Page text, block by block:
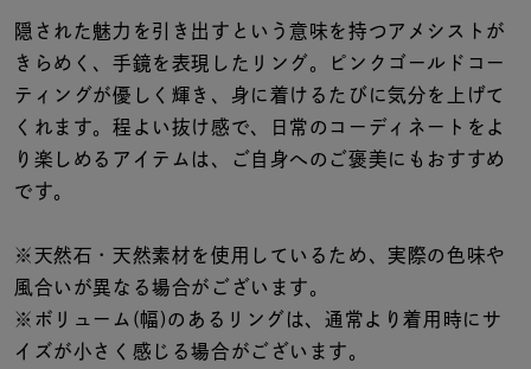
レディース
リングサイズ
リングサイズ
価格 ¥0
隠された魅力を引き出すという意味を持つアメシストが
きらめく、手鏡を表現したリング。ピンクゴールドコー
ティングが優しく輝き、身に着けるたびに気分を上げて
くれます。程よい抜け感で、日常のコーディネートをよ
り楽しめるアイテムは、ご自身へのご褒美にもおすすめ
です。
※天然石・天然素材を使用しているため、実際の色味や
風合いが異なる場合がございます。
※ボリューム(幅)のあるリングは、通常より着用時にサ
イズが小さく感じる場合がございます。